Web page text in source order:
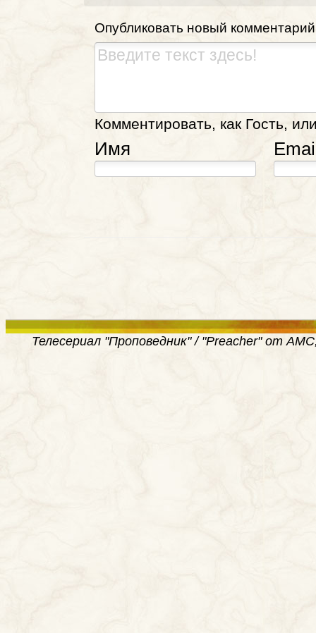
Опубликовать новый комментарий
Комментировать, как Гость,
Имя
Телесериал "Проповедник" / "Preacher" от